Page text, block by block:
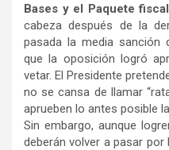
Bases y el Paquete
cabeza después de la
pasada la media sanción
que la oposición logró
vetar. El Presidente
no se cansa de llamar
aprueben lo antes posible
Sin embargo, aunque
deberán volver a pasar